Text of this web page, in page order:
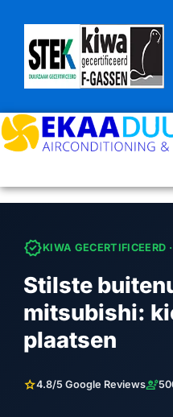
content
verifiedKIWA GECERTIFICEERD
Stilste
mitsubishi:
plaatsen
star4.8/5 Google Reviewsengineering